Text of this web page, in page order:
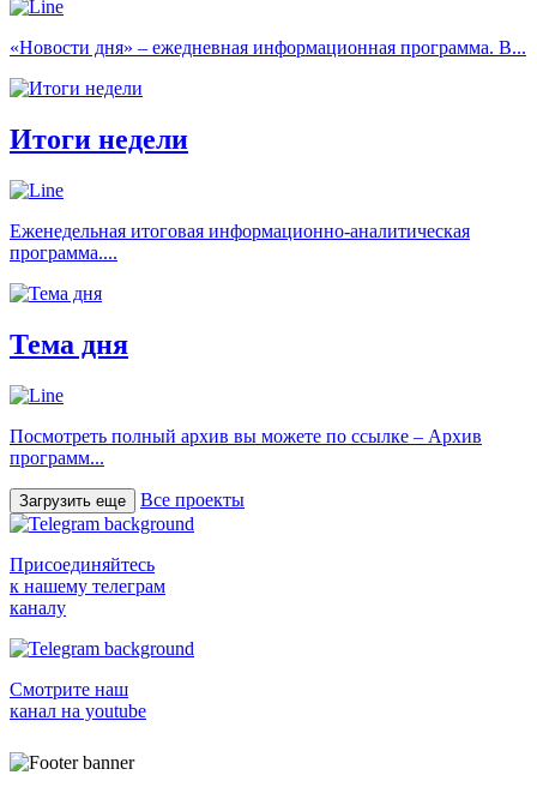
«Новости дня» – ежедневная информационная программа. В...
Итоги недели
Еженедельная итоговая информационно-аналитическая
программа....
Тема дня
Посмотреть полный архив вы можете по ссылке – Архив
программ...
Загрузить еще Все проекты
Присоединяйтесь
к нашему телеграм
каналу
Смотрите наш
канал на youtube